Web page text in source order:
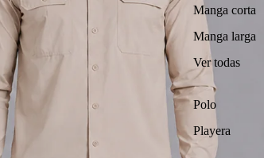
Manga corta
Manga larga
Ver todas
Polo
Playera